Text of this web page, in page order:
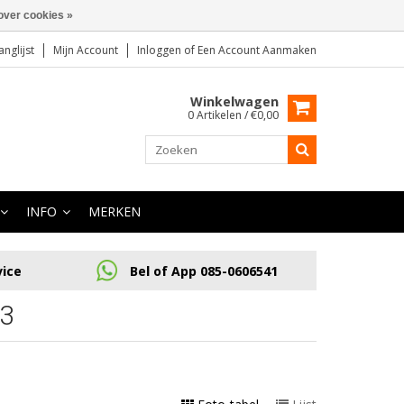
Mijn Account Inloggen of Een Account Aanmaken
Winkelwagen
0 Artikelen / €0,00
INFO MERKEN
Bel of App 085-0606541
cookies »